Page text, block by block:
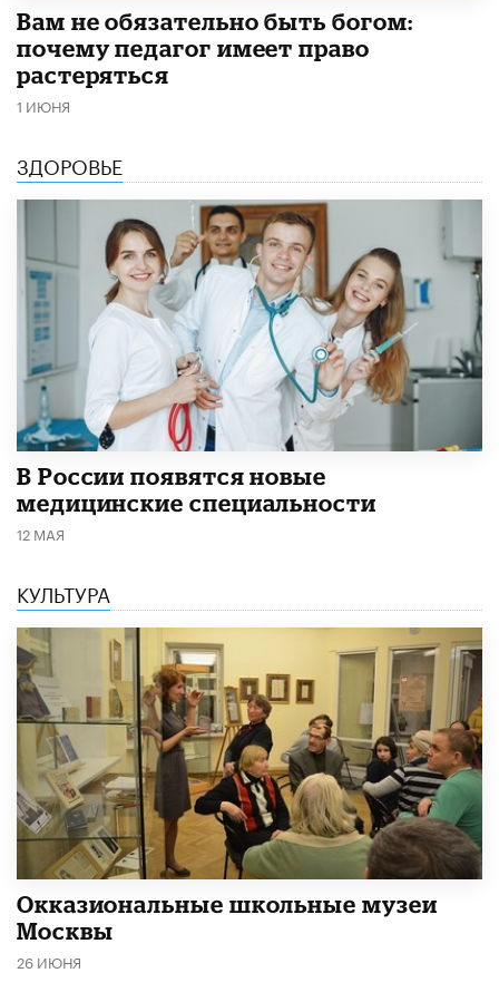
​Вам не обязательно быть богом:
почему педагог имеет право
растеряться
1 ИЮНЯ
ЗДОРОВЬЕ
В России появятся новые
медицинские специальности
12 МАЯ
КУЛЬТУРА
​Окказиональные школьные музеи
Москвы
26 ИЮНЯ